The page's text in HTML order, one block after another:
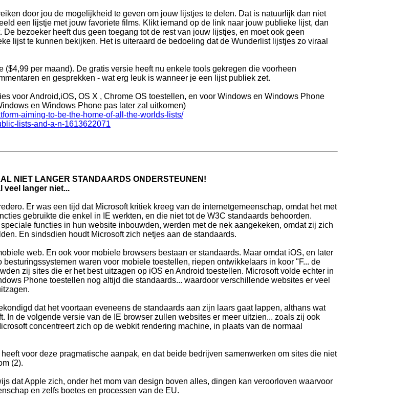
door jou de mogelijkheid te geven om jouw lijstjes te delen. Dat is natuurlijk dan niet
een lijstje met jouw favoriete films. Klikt iemand op de link naar jouw publieke lijst, dan
bezoeker heeft dus geen toegang tot de rest van jouw lijstjes, en moet ook geen
lijst te kunnen bekijken. Het is uiteraard de bedoeling dat de Wunderlist lijstjes zo viraal
per maand). De gratis versie heeft nu enkele tools gekregen die voorheen
en gesprekken - wat erg leuk is wanneer je een lijst publiek zet.
voor Android,iOS, OS X , Chrome OS toestellen, en voor Windows en Windows Phone
en Windows Phone pas later zal uitkomen)
aiming-to-be-the-home-of-all-the-worlds-lists/
lists-and-a-n-1613622071
NIET LANGER STANDAARDS ONDERSTEUNEN!
veel langer niet...
Er was een tijd dat Microsoft kritiek kreeg van de internetgemeenschap, omdat het met
gebruikte die enkel in IE werkten, en die niet tot de W3C standaards behoorden.
functies in hun website inbouwden, werden met de nek aangekeken, omdat zij zich
En sindsdien houdt Microsoft zich netjes aan de standaards.
web. En ook voor mobiele browsers bestaan er standaards. Maar omdat iOS, en later
besturingssystemen waren voor mobiele toestellen, riepen ontwikkelaars in koor "F... de
zij sites die er het best uitzagen op iOS en Android toestellen. Microsoft volde echter in
Phone toestellen nog altijd die standaards... waardoor verschillende websites er veel
dat het voortaan eveneens de standaards aan zijn laars gaat lappen, althans wat
In de volgende versie van de IE browser zullen websites er meer uitzien... zoals zij ook
concentreert zich op de webkit rendering machine, in plaats van de normaal
voor deze pragmatische aanpak, en dat beide bedrijven samenwerken om sites die niet
(2).
dat Apple zich, onder het mom van design boven alles, dingen kan veroorloven waarvoor
en zelfs boetes en processen van de EU.